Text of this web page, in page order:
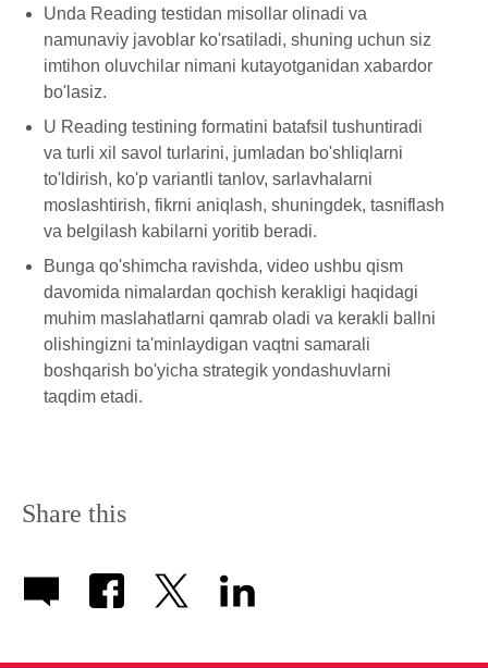
Unda Reading testidan misollar olinadi va
namunaviy javoblar ko'rsatiladi, shuning uchun siz
imtihon oluvchilar nimani kutayotganidan xabardor
bo'lasiz.
U Reading testining formatini batafsil tushuntiradi
va turli xil savol turlarini, jumladan bo'shliqlarni
to'ldirish, ko'p variantli tanlov, sarlavhalarni
moslashtirish, fikrni aniqlash, shuningdek, tasniflash
va belgilash kabilarni yoritib beradi.
Bunga qo'shimcha ravishda, video ushbu qism
davomida nimalardan qochish kerakligi haqidagi
muhim maslahatlarni qamrab oladi va kerakli ballni
olishingizni ta'minlaydigan vaqtni samarali
boshqarish bo'yicha strategik yondashuvlarni
taqdim etadi.
Share this